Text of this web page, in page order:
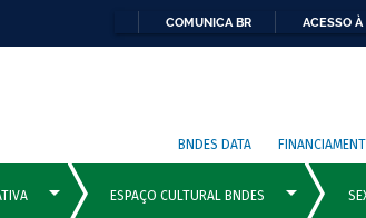
COMUNICA BR ACESSO À
BNDES DATA